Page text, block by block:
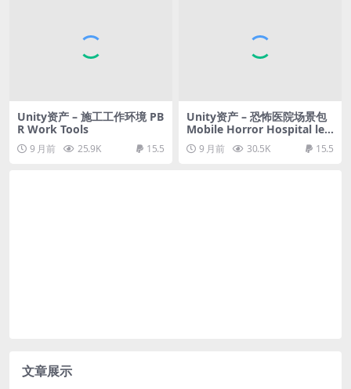
Unity资产 – 施工工作环境 PB
R Work Tools
9 月前 25.9K 15.5
Unity资产 – 恐怖医院场景包
Mobile Horror Hospital lev
el pack
9 月前 30.5K 15.5
文章展示